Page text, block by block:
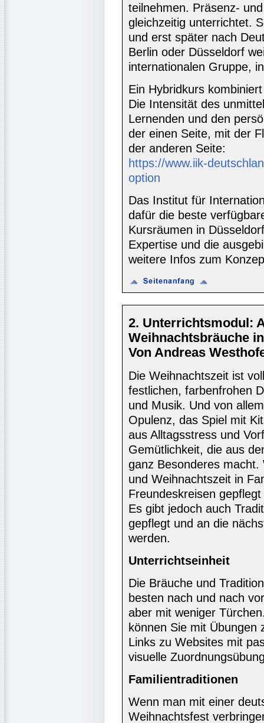
teilnehmen. Präsenz-
gleichzeitig unterrichtet.
und erst später nach
Berlin oder Düsseldorf
internationalen Gruppe,
Ein Hybridkurs
Die Intensität des
Lernenden und den
der einen Seite, mit der
der anderen Seite:
https://www.iik-
option
Das Institut für
dafür die beste
Kursräumen in
Expertise und die
weitere Infos zum
2. Unterrichtsmodul:
Weihnachtsbräuche
Von Andreas
Die Weihnachtszeit ist
festlichen, farbenfrohen
und Musik. Und von
Opulenz, das Spiel mit
aus Alltagsstress und
Gemütlichkeit, die aus
ganz Besonderes macht.
und Weihnachtszeit in
Freundeskreisen
Es gibt jedoch auch
gepflegt und an die
werden.
Unterrichtseinheit
Die Bräuche und
besten nach und nach
aber mit weniger
können Sie mit Übungen
Links zu Websites mit
visuelle
Familientraditionen
Wenn man mit einer
Weihnachtsfest